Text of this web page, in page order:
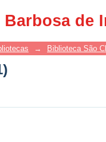
de
→ Biblioteca São